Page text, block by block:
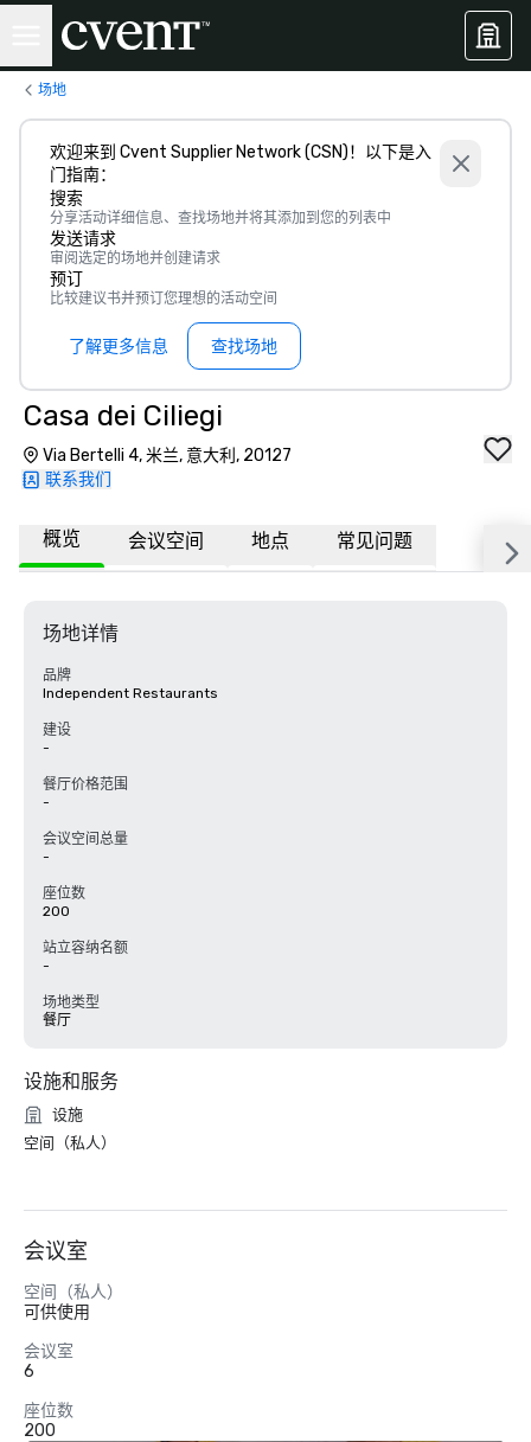
场地
欢迎来到 Cvent Supplier Network (CSN)！以下是入
门指南：
搜索
分享活动详细信息、查找场地并将其添加到您的列表中
发送请求
审阅选定的场地并创建请求
预订
比较建议书并预订您理想的活动空间
了解更多信息 查找场地
Casa dei Ciliegi
Via Bertelli 4, 米兰, 意大利, 20127
联系我们
概览 会议空间 地点 常见问题
场地详情
品牌
Independent Restaurants
建设
-
餐厅价格范围
-
会议空间总量
-
座位数
200
站立容纳名额
-
场地类型
餐厅
设施和服务
设施
空间（私人）
会议室
空间（私人）
可供使用
会议室
6
座位数
200